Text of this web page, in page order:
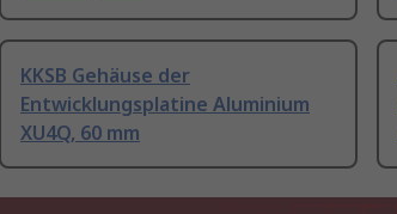
KKSB Gehäuse der
Entwicklungsplatine Aluminium
XU4Q, 60 mm